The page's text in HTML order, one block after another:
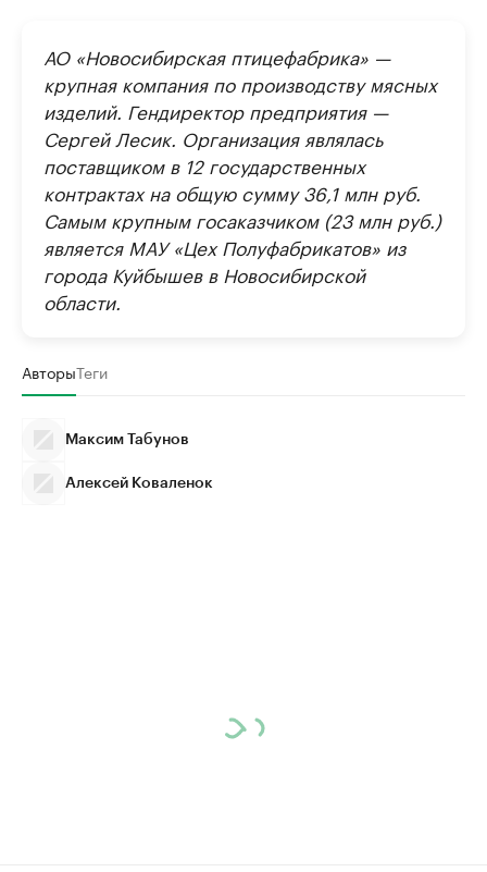
АО «Новосибирская птицефабрика» —
крупная компания по производству мясных
изделий. Гендиректор предприятия —
Сергей Лесик. Организация являлась
поставщиком в 12 государственных
контрактах на общую сумму 36,1 млн руб.
Самым крупным госаказчиком (23 млн руб.)
является МАУ «Цех Полуфабрикатов» из
города Куйбышев в Новосибирской
области.
АвторыТеги
Максим Табунов
Алексей Коваленок